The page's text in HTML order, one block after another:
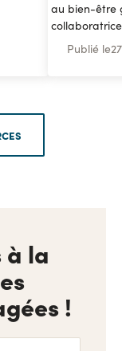
au bien-être
Publié le27
à la
!